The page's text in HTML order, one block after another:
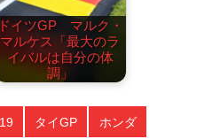
ドイツGP マルク・
マルケス「最大のラ
イバルは自分の体
調」
タイGP ホンダ